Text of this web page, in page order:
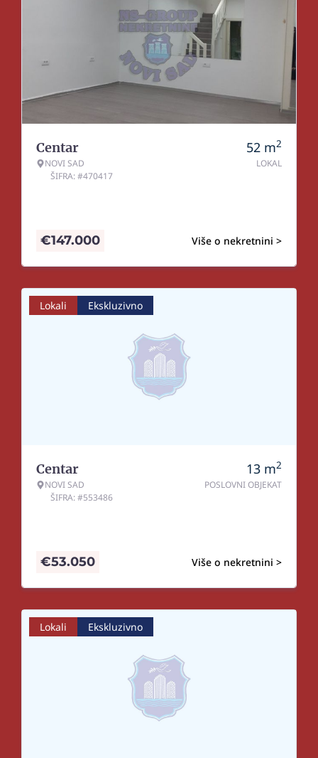
Centar
NOVI SAD
ŠIFRA: #470417
52 m2
LOKAL
Više o nekretnini >
€147.000
Lokali Ekskluzivno
Centar
NOVI SAD
ŠIFRA: #553486
13 m2
POSLOVNI OBJEKAT
Više o nekretnini >
€53.050
Lokali Ekskluzivno